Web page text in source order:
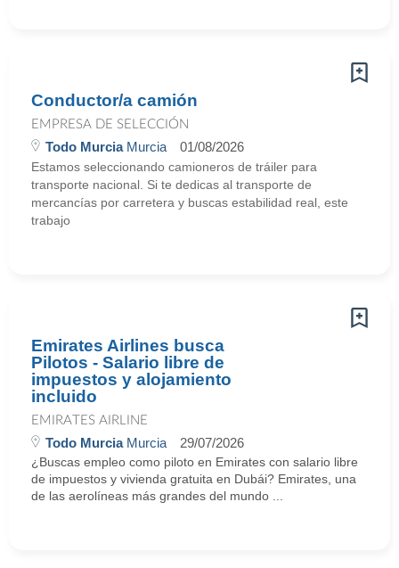
Conductor/a camión
EMPRESA DE SELECCIÓN
Todo MurciaMurcia 01/08/2026
Estamos seleccionando camioneros de tráiler para
transporte nacional. Si te dedicas al transporte de
mercancías por carretera y buscas estabilidad real, este
trabajo
Emirates Airlines busca
Pilotos - Salario libre de
impuestos y alojamiento
incluido
EMIRATES AIRLINE
Todo MurciaMurcia 29/07/2026
¿Buscas empleo como piloto en Emirates con salario libre
de impuestos y vivienda gratuita en Dubái? Emirates, una
de las aerolíneas más grandes del mundo ...